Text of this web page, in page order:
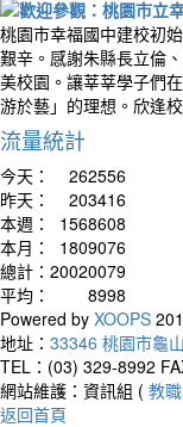
桃園市幸福國中建校初
艱辛。感謝朱縣長立倫
美校園。讓莘莘學子們
游於藝」的理想。欣逢
流量統計
今天：
262556
昨天：
203416
本週：
1568608
本月：
1809076
總計： 20020079
平均：
8998
Powered by XOOPS
地址： 33346 桃園市龜
TEL：(03) 329-8992
網站維護：資訊組 ( 教
返回首頁